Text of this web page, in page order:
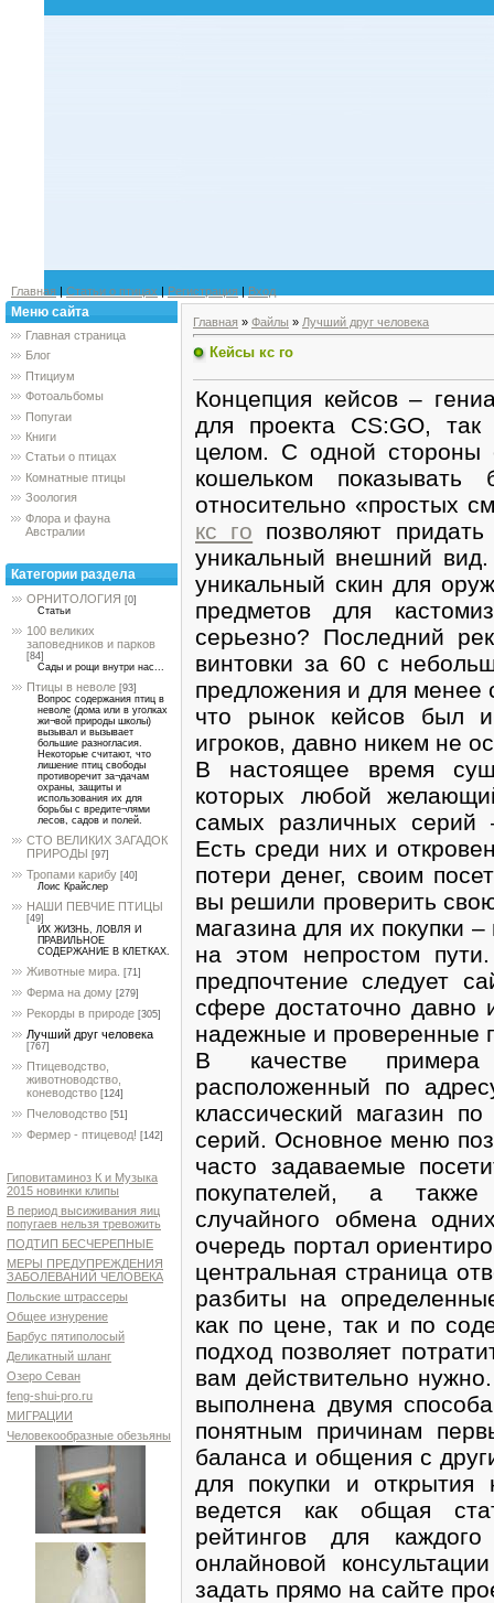
Главная | Статьи о птицах | Регистрация | Вход
Меню сайта
Главная страница
Блог
Птициум
Фотоальбомы
Попугаи
Книги
Статьи о птицах
Комнатные птицы
Зоология
Флора и фауна
Австралии
Категории раздела
ОРНИТОЛОГИЯ [0]
Статьи
100 великих
заповедников и парков
[84]
Сады и рощи внутри нас...
Птицы в неволе [93]
Вопрос содержания птиц в
неволе (дома или в уголках
жи¬вой природы школы)
вызывал и вызывает
большие разногласия.
Некоторые считают, что
лишение птиц свободы
противоречит за¬дачам
охраны, защиты и
использования их для
борьбы с вредите¬лями
лесов, садов и полей.
СТО ВЕЛИКИХ ЗАГАДОК
ПРИРОДЫ [97]
Тропами карибу [40]
Лоис Крайслер
НАШИ ПЕВЧИЕ ПТИЦЫ
[49]
ИХ ЖИЗНЬ, ЛОВЛЯ И
ПРАВИЛЬНОЕ
СОДЕРЖАНИЕ В КЛЕТКАХ.
Животные мира. [71]
Ферма на дому [279]
Рекорды в природе [305]
Лучший друг человека
[767]
Птицеводство,
животноводство,
коневодство [124]
Пчеловодство [51]
Фермер - птицевод! [142]
Гиповитаминоз К и Музыка
2015 новинки клипы
В период высиживания яиц
попугаев нельзя тревожить
ПОДТИП БЕСЧЕРЕПНЫЕ
МЕРЫ ПРЕДУПРЕЖДЕНИЯ
ЗАБОЛЕВАНИЙ ЧЕЛОВЕКА
Польские штрассеры
Общее изнурение
Барбус пятиполосый
Деликатный шланг
Озеро Севан
feng-shui-pro.ru
МИГРАЦИИ
Человекообразные обезьяны
Главная » Файлы » Лучший друг человека
Кейсы кс го
Концепция кейсов –
для проекта CS:GO,
целом. С одной стороны
кошельком показывать
относительно «простых
кс го позволяют
уникальный внешний
уникальный скин для
предметов для
серьезно? Последний
винтовки за 60 с
предложения и для менее
что рынок кейсов был и
игроков, давно никем не
В настоящее время
которых любой
самых различных серий
Есть среди них и
потери денег, своим
вы решили проверить
магазина для их покупки
на этом непростом
предпочтение следует
сфере достаточно давно
надежные и проверенные
В качестве
расположенный по
классический магазин
серий. Основное меню
часто задаваемые
покупателей, а также
случайного обмена
очередь портал
центральная страница
разбиты на
как по цене, так и по
подход позволяет
вам действительно
выполнена двумя
понятным причинам
баланса и общения с
для покупки и
ведется как общая
рейтингов для
онлайновой
задать прямо на сайте